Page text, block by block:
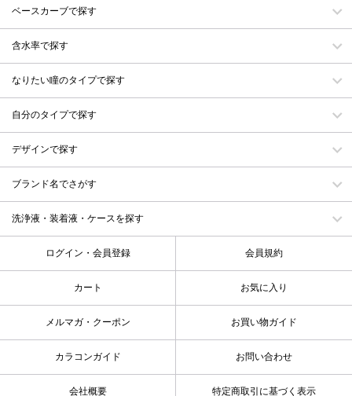
ベースカーブで探す
含水率で探す
なりたい瞳のタイプで探す
自分のタイプで探す
デザインで探す
ブランド名でさがす
洗浄液・装着液・ケースを探す
ログイン・会員登録 会員規約
カート お気に入り
メルマガ・クーポン お買い物ガイド
カラコンガイド お問い合わせ
会社概要 特定商取引に基づく表示